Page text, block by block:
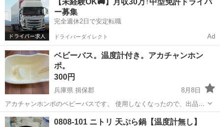
ー募集
完全週休2日で安定転職
ドライバーダイレクト Ad
ベビーバス。温度計付き。アカチャンホン
ポ。
300円
兵庫県 揖保郡
8月8日
アカチャンホンポのベビーバスです。 使用しなくなったので、出品し
ます。
兵庫 揖保郡
0808-101 ニトリ 天ぷら鍋【温度計無し】